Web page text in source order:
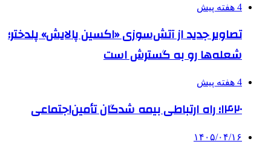
4 هفته پیش
تصاویر جدید از آتش‌سوزی «اکسین پالایش» پلدختر؛
شعله‌ها رو به گسترش است
4 هفته پیش
۱۴۲۰؛ راه ارتباطی بیمه شدگان تأمین‌اجتماعی
۱۴۰۵/۰۴/۱۶